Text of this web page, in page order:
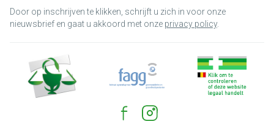
Door op inschrijven te klikken, schrijft u zich in voor onze
nieuwsbrief en gaat u akkoord met onze privacy policy.